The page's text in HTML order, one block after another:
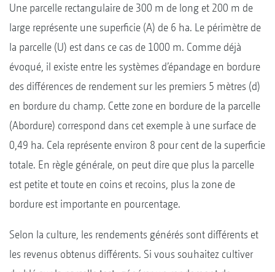
Une parcelle rectangulaire de 300 m de long et 200 m de
large représente une superficie (A) de 6 ha. Le périmètre de
la parcelle (U) est dans ce cas de 1000 m. Comme déjà
évoqué, il existe entre les systèmes d’épandage en bordure
des différences de rendement sur les premiers 5 mètres (d)
en bordure du champ. Cette zone en bordure de la parcelle
(Abordure) correspond dans cet exemple à une surface de
0,49 ha. Cela représente environ 8 pour cent de la superficie
totale. En règle générale, on peut dire que plus la parcelle
est petite et toute en coins et recoins, plus la zone de
bordure est importante en pourcentage.
Selon la culture, les rendements générés sont différents et
les revenus obtenus différents. Si vous souhaitez cultiver